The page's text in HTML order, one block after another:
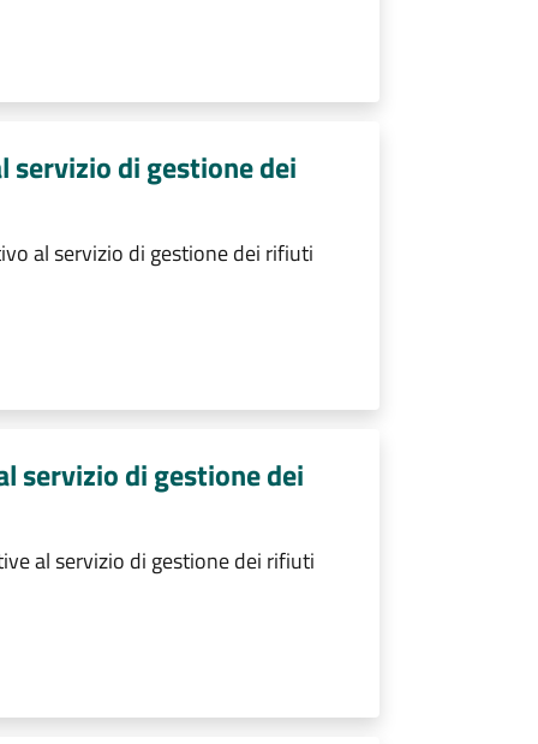
servizio di gestione dei
al servizio di gestione dei rifiuti
servizio di gestione dei
al servizio di gestione dei rifiuti